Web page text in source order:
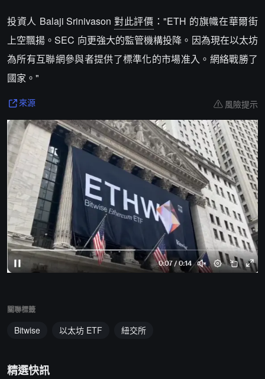
投資人 Balaji Srinivason 對此評價 ："ETH 的旗幟在華爾街
上空飄揚。SEC 向更強大的監管機構投降。因為現在以太坊
為所有互聯網參與者提供了標準化的市場准入。網絡戰勝了
國家。"
來源 風險提示
關聯標籤
Bitwise 以太坊 ETF 紐交所
精選快訊